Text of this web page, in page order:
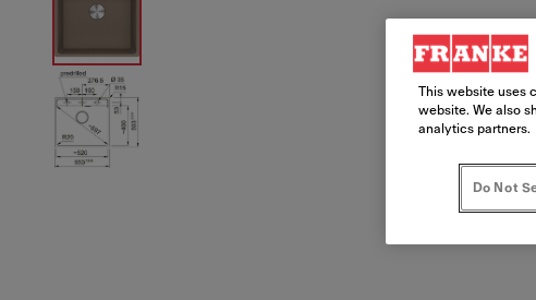
This website
website. We also
analytics partners.
Do Not